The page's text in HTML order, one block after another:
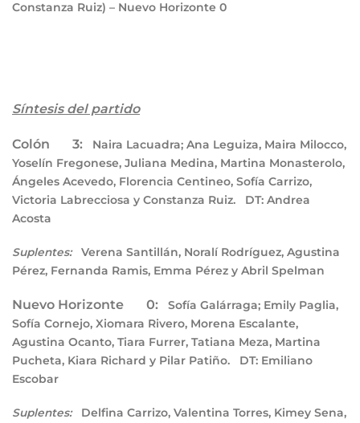
Constanza Ruiz) – Nuevo Horizonte 0
Síntesis del partido
Colón 3: Naira Lacuadra; Ana Leguiza, Maira Milocco,
Yoselín Fregonese, Juliana Medina, Martina Monasterolo,
Ángeles Acevedo, Florencia Centineo, Sofía Carrizo,
Victoria Labrecciosa y Constanza Ruiz. DT: Andrea
Acosta
Suplentes:Verena Santillán, Noralí Rodríguez, Agustina
Pérez, Fernanda Ramis, Emma Pérez y Abril Spelman
Nuevo Horizonte 0: Sofía Galárraga; Emily Paglia,
Sofía Cornejo, Xiomara Rivero, Morena Escalante,
Agustina Ocanto, Tiara Furrer, Tatiana Meza, Martina
Pucheta, Kiara Richard y Pilar Patiño. DT: Emiliano
Escobar
Suplentes:Delfina Carrizo, Valentina Torres, Kimey Sena,